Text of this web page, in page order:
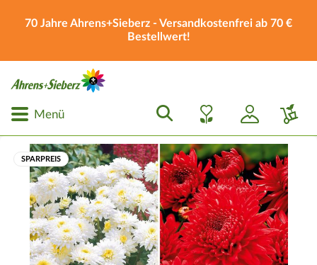
70 Jahre Ahrens+Sieberz - Versandkostenfrei ab 70 €
Bestellwert!
Menü
SPARPREIS